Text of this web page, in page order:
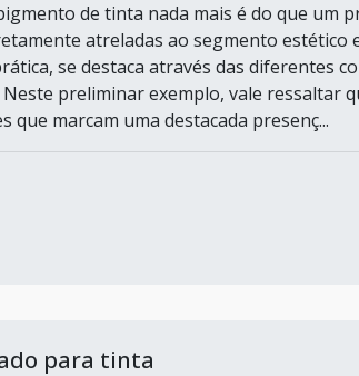
de tinta nada mais é do que um
atreladas ao segmento estético
se destaca através das diferentes
preliminar exemplo, vale ressaltar
que marcam uma destacada presenç...
para tinta